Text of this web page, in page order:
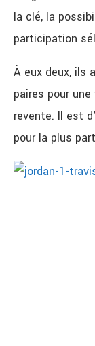
la clé, la
participation
À eux deux, ils
paires pour
revente. Il est
pour la plus